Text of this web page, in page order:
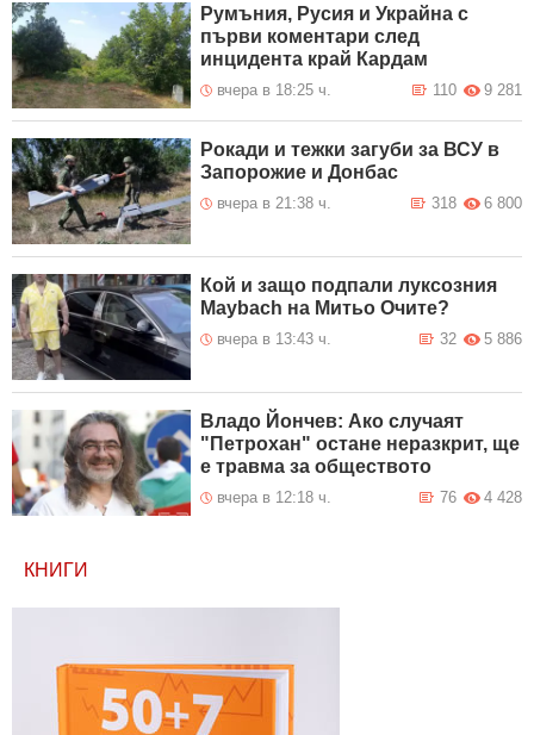
Румъния, Русия и Украйна с
първи коментари след
инцидента край Кардам
вчера в 18:25 ч. 9 281
110
Рокади и тежки загуби за ВСУ в
Запорожие и Донбас
вчера в 21:38 ч. 6 800
318
Кой и защо подпали луксозния
Maybach на Митьо Очите?
вчера в 13:43 ч. 5 886
32
Владо Йончев: Ако случаят
"Петрохан" остане неразкрит, ще
е травма за обществото
вчера в 12:18 ч. 4 428
76
КНИГИ